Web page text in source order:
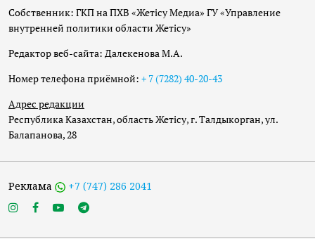
Собственник: ГКП на ПХВ «Жетісу Медиа» ГУ «Управление
внутренней политики области Жетісу»
Редактор веб-сайта: Далекенова М.А.
Номер телефона приёмной: + 7 (7282) 40-20-43
Адрес редакции
Республика Казахстан, область Жетісу, г. Талдыкорган, ул.
Балапанова, 28
Реклама +7 (747) 286 2041